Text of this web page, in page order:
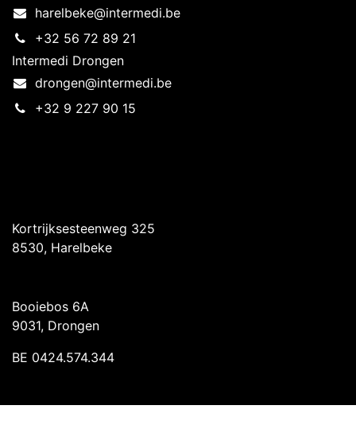
harelbeke@intermedi.be
+32 56 72 89 21
Intermedi Drongen
drongen@intermedi.be
+32 9 227 90 15
Kortrijksesteenweg 325
8530, Harelbeke
Booiebos 6A
9031, Drongen
BE 0424.574.344